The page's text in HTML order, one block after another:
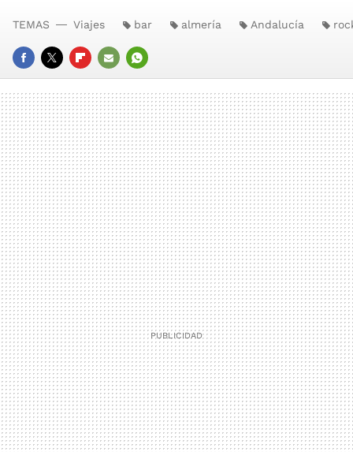
FACEBOOK
TWITTERFLIPBOARD
E-
MAIL
WHATSAPP
TEMAS Viajes bar almería Andalucía